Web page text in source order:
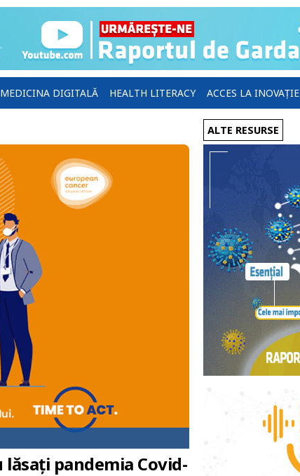
MEDICINA DIGITALĂ HEALTH LITERACY ACCES LA INOVAȚIE
lăsați pandemia Covid-
ALTE RESURSE